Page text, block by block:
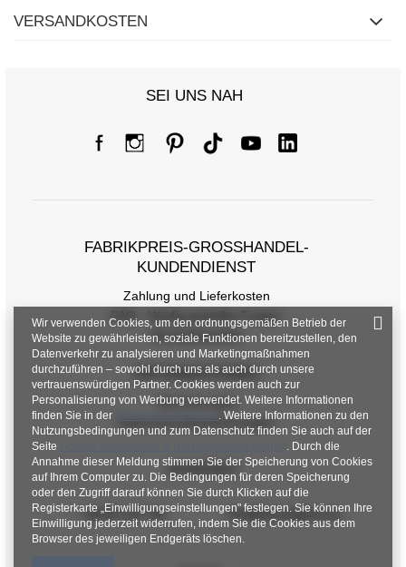
Größentabelle
[A] Brustumfang 114
[C] Hüftumfang 108
[D] Gesamtlänge 63 65
[E] Ärmellänge 17
VERSANDKOSTEN
SEI UNS NAH
FABRIKPREIS-GROSSHANDEL-K
UNDENDIENST
Zahlung und Lieferkosten
FAQ - Häufig gestellte Fragen
Rückgabepolitik
INFORMATIONEN
Verordnungen
Datenschutzbestimmungen
KONTAKT
+48 601 547 740 hurt@factoryprice.eu
Wir verwenden Cookies, um den ordnungsgemäßen Betrieb der
Website zu gewährleisten, soziale Funktionen bereitzustellen, den
Datenverkehr zu analysieren und Marketingmaßnahmen
durchzuführen – sowohl durch uns als auch durch unsere
vertrauenswürdigen Partner. Cookies werden auch zur
Personalisierung von Werbung verwendet. Weitere Informationen
finden Sie in der
Datenschutzrichtlinie. Weitere Informationen zu den
Nutzungsbedingungen und zum Datenschutz finden Sie auch auf der
Seite
. Durch die
Annahme dieser Meldung stimmen Sie der Speicherung von Cookies
auf Ihrem Computer zu. Die Bedingungen für deren Speicherung
oder den Zugriff darauf können Sie durch Klicken auf die
Registerkarte „Einwilligungseinstellungen" festlegen. Sie können Ihre
Einwilligung jederzeit widerrufen, indem Sie die Cookies aus dem
Browser des jeweiligen Endgeräts löschen.